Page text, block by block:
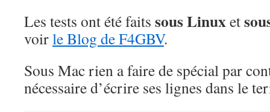
Les tests ont été faits sous Linuxet
voirle Blog de F4GBV.
Sous Mac rien a faire de spécial par
nécessaire d’écrire ses lignes dans le